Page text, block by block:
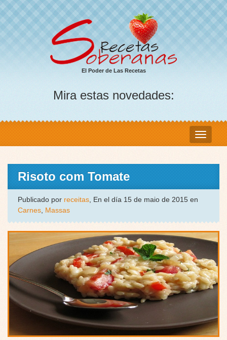
El Poder de Las Recetas
Mira estas novedades:
Risoto com Tomate
Publicado por receitas, En el día 15 de maio de 2015 en
Carnes, Massas